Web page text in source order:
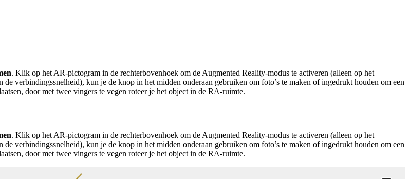
. Klik op het AR-pictogram in de rechterbovenhoek om de Augmented Reality-modus te activeren (alleen op het
verbindingssnelheid), kun je de knop in het midden onderaan gebruiken om foto’s te maken of ingedrukt houden om een
door met twee vingers te vegen roteer je het object in de RA-ruimte.
. Klik op het AR-pictogram in de rechterbovenhoek om de Augmented Reality-modus te activeren (alleen op het
verbindingssnelheid), kun je de knop in het midden onderaan gebruiken om foto’s te maken of ingedrukt houden om een
door met twee vingers te vegen roteer je het object in de RA-ruimte.